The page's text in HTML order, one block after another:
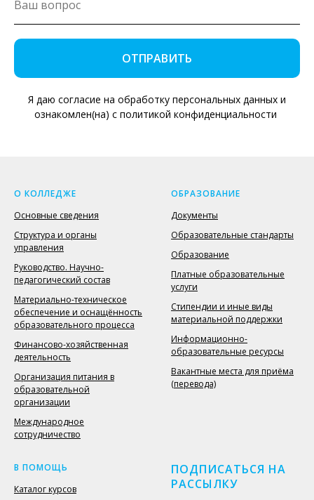
ОТПРАВИТЬ
Я даю согласие на обработку персональных данных и
ознакомлен(на) с политикой конфиденциальности
О КОЛЛЕДЖЕ
Основные сведения
Структура и органы
управления
Руководство. Научно-
педагогический состав
Материально-техническое
обеспечение и оснащённость
образовательного процесса
Финансово-хозяйственная
деятельность
Организация питания в
образовательной
организации
Международное
сотрудничество
ОБРАЗОВАНИЕ
Документы
Образовательные стандарты
Образование
Платные образовательные
услуги
Стипендии и иные виды
материальной поддержки
Информационно-
образовательные ресурсы
Вакантные места для приёма
(перевода)
В ПОМОЩЬ
Каталог курсов
ПОДПИСАТЬСЯ НА
РАССЫЛКУ